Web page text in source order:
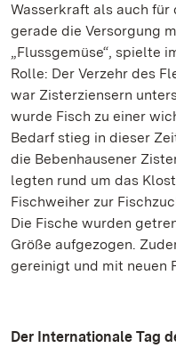
Wasserkraft als auch für
gerade die Versorgung
„Flussgemüse“, spielte
Rolle: Der Verzehr des
war Zisterziensern
wurde Fisch zu einer
Bedarf stieg in dieser
die Bebenhausener
legten rund um das
Fischweiher zur
Die Fische wurden
Größe aufgezogen.
gereinigt und mit neuen
Der Internationale Tag